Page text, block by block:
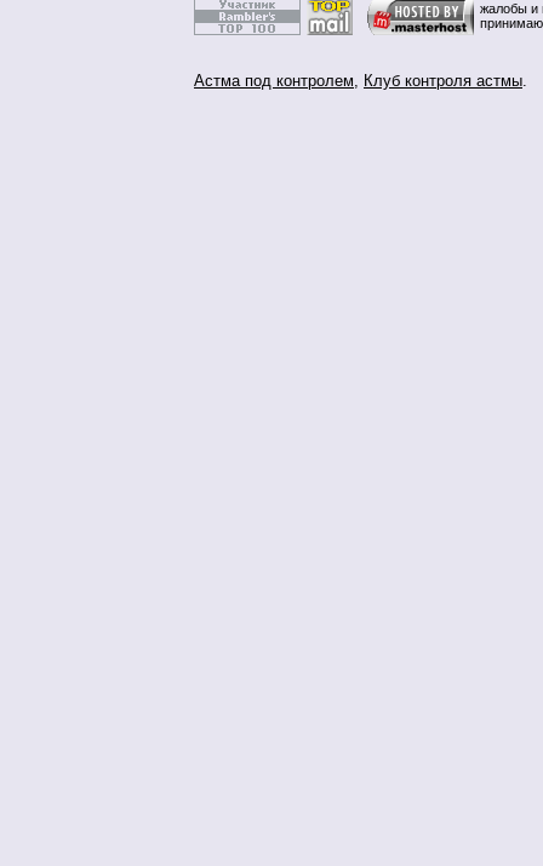
жалобы и
Астма под контролем, Клуб контроля астмы.